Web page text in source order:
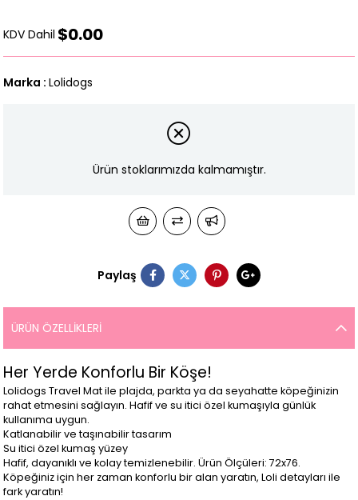
KDV Dahil $0.00
Marka : Lolidogs
Ürün stoklarımızda kalmamıştır.
Paylaş
ÜRÜN ÖZELLIKLERI
Her Yerde Konforlu Bir Köşe!
Lolidogs Travel Mat ile plajda, parkta ya da seyahatte köpeğinizin
rahat etmesini sağlayın. Hafif ve su itici özel kumaşıyla günlük
kullanıma uygun.
Katlanabilir ve taşınabilir tasarım
Su itici özel kumaş yüzey
Hafif, dayanıklı ve kolay temizlenebilir. Ürün Ölçüleri: 72x76.
Köpeğiniz için her zaman konforlu bir alan yaratın, Loli detayları ile
fark yaratın!